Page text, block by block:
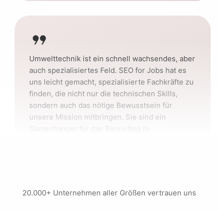
format_quote
Umwelttechnik ist ein schnell wachsendes, aber
auch spezialisiertes Feld. SEO for Jobs hat es
uns leicht gemacht, spezialisierte Fachkräfte zu
finden, die nicht nur die technischen Skills,
sondern auch das nötige Bewusstsein für
unsere Mission mitbringen. Sie sind ein
Gamechanger für das Recruiting in
20.000+ Unternehmen aller Größen vertrauen uns